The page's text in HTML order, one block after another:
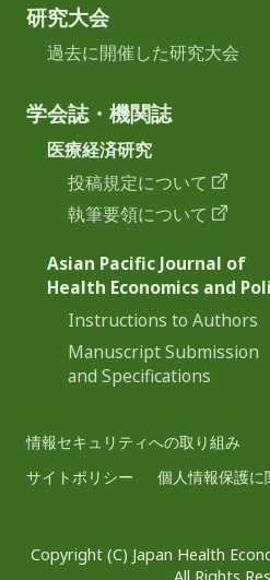
研究大会
過去に開催した研究大会
学会誌・機関誌
医療経済研究
投稿規定について
執筆要領について
Asian Pacific Journal of
Health Economics and
Instructions to Authors
Manuscript Submission
and Specifications
情報セキュリティへの取り組み
サイトポリシー
個人情報保護
Copyright (C) Japan Health